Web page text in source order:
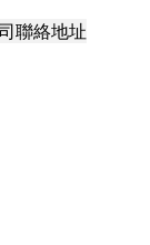
聯絡地址